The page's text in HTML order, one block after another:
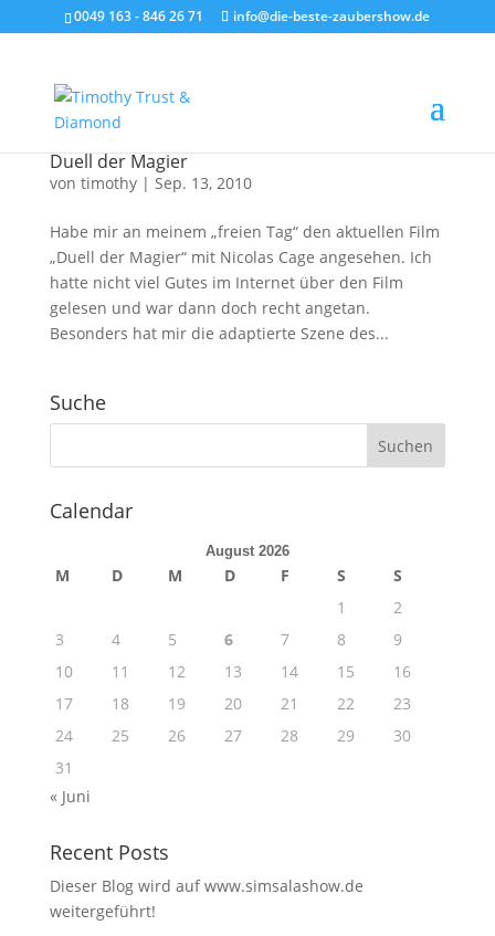
0049 163 - 846 26 71 info@die-beste-zaubershow.de
Duell der Magier
von timothy| Sep. 13, 2010
Habe mir an meinem „freien Tag“ den aktuellen Film
„Duell der Magier“ mit Nicolas Cage angesehen. Ich
hatte nicht viel Gutes im Internet über den Film
gelesen und war dann doch recht angetan.
Besonders hat mir die adaptierte Szene des...
Suche
Calendar
August 2026
M D M D F S
S
1
2
3
4 5 6 7 8
9
10
11 12 13 14 15
16
17
18 19 20 21 22
23
24
25 26 27 28 29
30
31
« Juni
Recent Posts
Dieser Blog wird auf www.simsalashow.de
weitergeführt!